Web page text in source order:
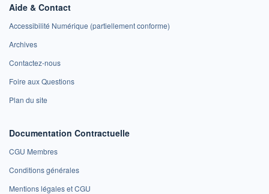
Aide & Contact
Accessibilité Numérique (partiellement conforme)
Archives
Contactez-nous
Foire aux Questions
Plan du site
Documentation Contractuelle
CGU Membres
Conditions générales
Mentions légales et CGU